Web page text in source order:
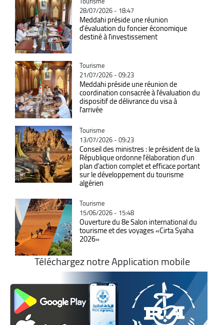
28/07/2026 - 18:47
Meddahi préside une réunion
d'évaluation du foncier économique
destiné à l'investissement
Catégorie
Tourisme
21/07/2026 - 09:23
Meddahi préside une réunion de
coordination consacrée à l'évaluation du
dispositif de délivrance du visa à
l'arrivée
Catégorie
Tourisme
13/07/2026 - 09:23
Conseil des ministres : le président de la
République ordonne l'élaboration d'un
plan d'action complet et efficace portant
sur le développement du tourisme
algérien
Catégorie
Tourisme
15/06/2026 - 15:48
Ouverture du 8e Salon international du
tourisme et des voyages «Cirta Syaha
2026»
Téléchargez notre Application mobile